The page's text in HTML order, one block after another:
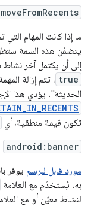
ما إذا كانت المهام
يتضمّن هذه السمة
إلى أن يكتمل آخر نشاط
true ، تتم إزالة
الحديثة". يؤدي هذا
تكون قيمة منطقية، أي
android:banner
مورد قابل للرسم يوفر
به. يُستخدَم مع العلامة
لنشاط معيّن أو مع